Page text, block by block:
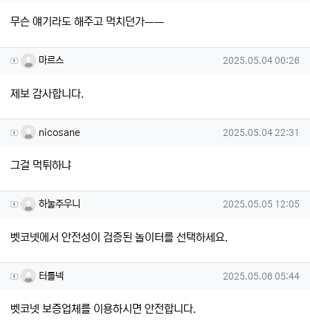
무슨 얘기라도 해주고 먹치던가ㅡㅡ
마르스님의 댓글
마르스 작성일
2025.05.04 00:26
제보 감사합니다.
nicosane님의 댓글
nicosane 작성일
2025.05.04 22:31
그걸 먹튀하냐
하눌주우니님의 댓글
하눌주우니 작성일
2025.05.05 12:05
벳코넷에서 안전성이 검증된 놀이터를 선택하세요.
터틀넥님의 댓글
터틀넥 작성일
2025.05.06 05:44
벳코넷 보증업체를 이용하시면 안전합니다.